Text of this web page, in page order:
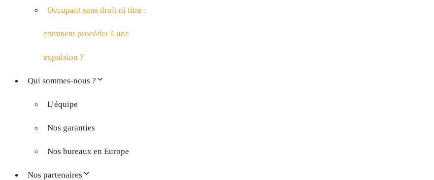
Occupant sans droit ni titre :
comment procéder à une
expulsion ?
Qui sommes-nous ?
L’équipe
Nos garanties
Nos bureaux en Europe
Nos partenaires